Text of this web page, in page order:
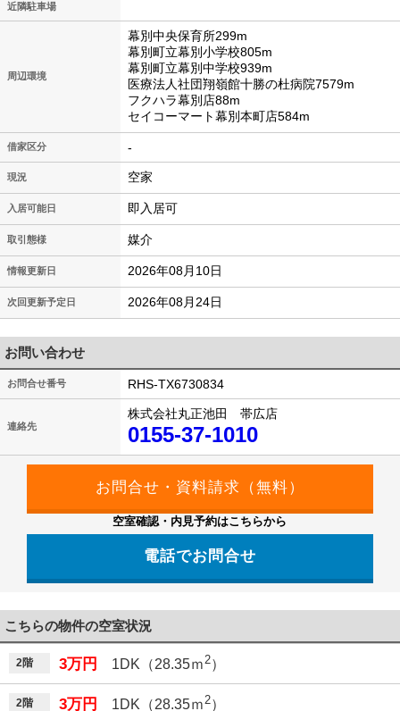
近隣駐車場
周辺環境
幕別中央保育所299m
幕別町立幕別小学校805m
幕別町立幕別中学校939m
医療法人社団翔嶺館十勝の杜病院7579m
フクハラ幕別店88m
セイコーマート幕別本町店584m
借家区分 -
現況 空家
入居可能日 即入居可
取引態様 媒介
情報更新日 2026年08月10日
次回更新予定日 2026年08月24日
お問い合わせ
お問合せ番号 RHS-TX6730834
連絡先
株式会社丸正池田 帯広店
0155-37-1010
空室確認・内見予約はこちらから
電話でお問合せ
こちらの物件の空室状況
2階 3万円 1DK（28.35ｍ2）
2階 3万円 1DK（28.35ｍ2）